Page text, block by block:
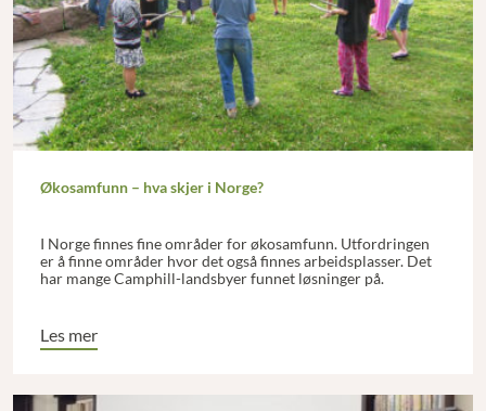
Økosamfunn – hva skjer i Norge?
I Norge finnes fine områder for økosamfunn. Utfordringen
er å finne områder hvor det også finnes arbeidsplasser. Det
har mange Camphill-landsbyer funnet løsninger på.
Les mer